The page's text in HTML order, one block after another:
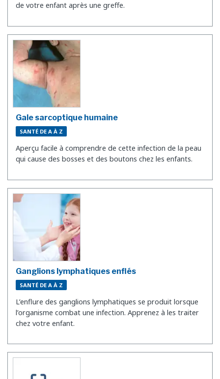
de votre enfant après une greffe.
Gale sarcoptique humaine
SANTÉ DE A À Z
Aperçu facile à comprendre de cette infection de la peau
qui cause des bosses et des boutons chez les enfants.
Ganglions lymphatiques enflés
SANTÉ DE A À Z
L’enflure des ganglions lymphatiques se produit lorsque
l’organisme combat une infection. Apprenez à les traiter
chez votre enfant.